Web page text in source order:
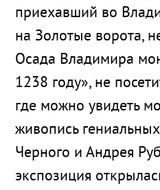
приехавший во
на Золотые ворота,
Осада Владимира
1238 году», не
где можно увидеть
живопись
Черного и Андрея
экспозиция